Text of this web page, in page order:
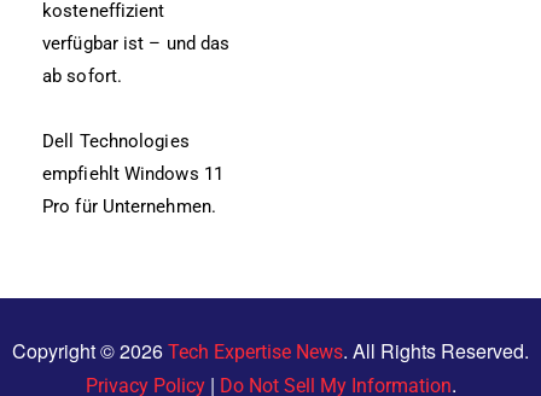
kosteneffizient
verfügbar ist – und das
ab sofort.
Dell Technologies
empfiehlt Windows 11
Pro für Unternehmen.
Copyright © 2026 Tech Expertise News. All Rights Reserved.
Privacy Policy| Do Not Sell My Information.